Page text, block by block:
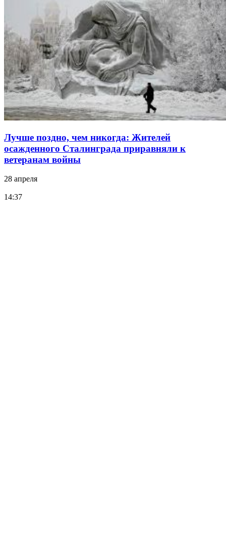
Лучше поздно, чем никогда: Жителей
осажденного Сталинграда приравняли к
ветеранам войны
28 апреля
14:37